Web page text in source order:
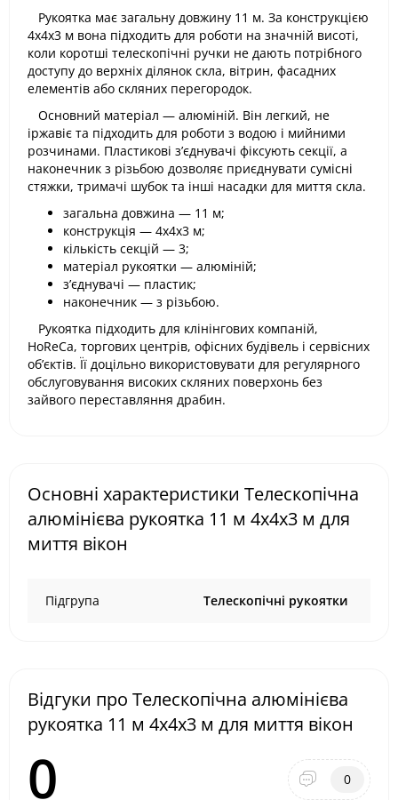
Рукоятка має загальну довжину 11 м. За конструкцією
4х4х3 м вона підходить для роботи на значній висоті,
коли коротші телескопічні ручки не дають потрібного
доступу до верхніх ділянок скла, вітрин, фасадних
елементів або скляних перегородок.
Основний матеріал — алюміній. Він легкий, не
іржавіє та підходить для роботи з водою і мийними
розчинами. Пластикові з’єднувачі фіксують секції, а
наконечник з різьбою дозволяє приєднувати сумісні
стяжки, тримачі шубок та інші насадки для миття скла.
загальна довжина — 11 м;
конструкція — 4х4х3 м;
кількість секцій — 3;
матеріал рукоятки — алюміній;
з’єднувачі — пластик;
наконечник — з різьбою.
Рукоятка підходить для клінінгових компаній,
HoReCa, торгових центрів, офісних будівель і сервісних
об’єктів. Її доцільно використовувати для регулярного
обслуговування високих скляних поверхонь без
зайвого переставляння драбин.
Основні характеристики Телескопічна
алюмінієва рукоятка 11 м 4х4х3 м для
миття вікон
Підгрупа Телескопічні рукоятки
Відгуки про Телескопічна алюмінієва
рукоятка 11 м 4х4х3 м для миття вікон
0 0